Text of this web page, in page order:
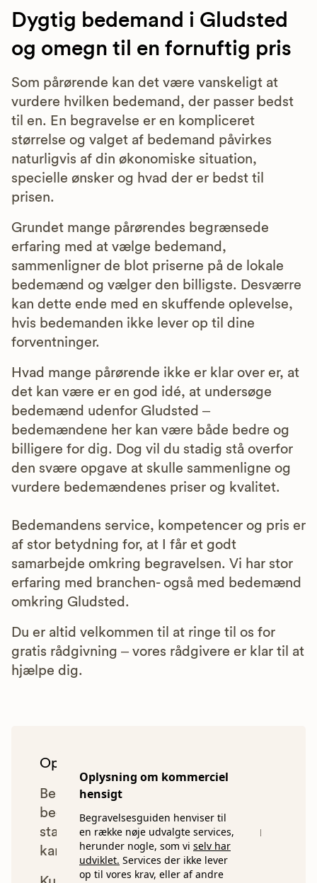
Oplysning om kommerciel
hensigt
Begravelsesguiden henviser til
en række nøje udvalgte services,
herunder nogle, som vi selv har
udviklet. Services der ikke lever
op til vores krav, eller af andre
Dygtig bedemand i Gludsted
og omegn til en fornuftig pris
Som pårørende kan det være vanskeligt at
vurdere hvilken bedemand, der passer bedst
til en. En begravelse er en kompliceret
størrelse og valget af bedemand påvirkes
naturligvis af din økonomiske situation,
specielle ønsker og hvad der er bedst til
prisen.
Grundet mange pårørendes begrænsede
erfaring med at vælge bedemand,
sammenligner de blot priserne på de lokale
bedemænd og vælger den billigste. Desværre
kan dette ende med en skuffende oplevelse,
hvis bedemanden ikke lever op til dine
forventninger.
Hvad mange pårørende ikke er klar over er, at
det kan være er en god idé, at undersøge
bedemænd udenfor Gludsted –
bedemændene her kan være både bedre og
billigere for dig. Dog vil du stadig stå overfor
den svære opgave at skulle sammenligne og
vurdere bedemændenes priser og kvalitet.
Bedemandens service, kompetencer og pris er
af stor betydning for, at I får et godt
samarbejde omkring begravelsen. Vi har stor
erfaring med branchen- også med bedemænd
omkring Gludsted.
Du er altid velkommen til at ringe til os for
gratis rådgivning – vores rådgivere er klar til at
hjælpe dig.
Oplysning om kommerciel hensigt
Begravelsesguiden anbefaler kun
bedemænd, der lever op til vores
statistiske pris- og kvalitetskrav. Du
kan læse mere om vores kravher.